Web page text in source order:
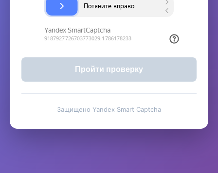
Пройти проверку
Защищено Yandex Smart Captcha